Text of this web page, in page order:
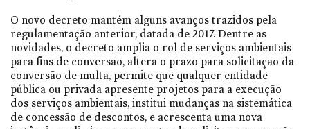
O novo decreto mantém alguns avanços trazidos pela
regulamentação anterior, datada de 2017. Dentre as
novidades, o decreto amplia o rol de serviços ambientais
para fins de conversão, altera o prazo para solicitação da
conversão de multa, permite que qualquer entidade
pública ou privada apresente projetos para a execução
dos serviços ambientais, institui mudanças na sistemática
de concessão de descontos, e acrescenta uma nova